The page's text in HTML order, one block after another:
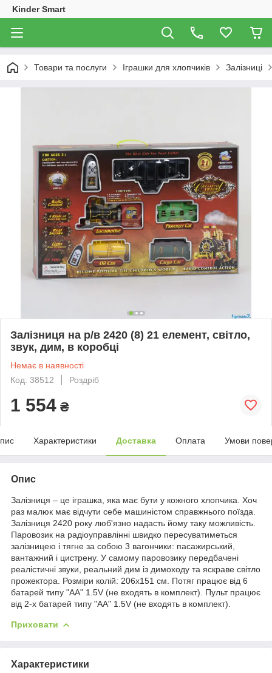
Kinder Smart
Товари та послуги Іграшки для хлопчиків Залізниці
Залізниця на р/в 2420 (8) 21 елемент, світло,
звук, дим, в коробці
Немає в наявності
Код: 38512
Роздріб
1 554 ₴
Характеристики Доставка Оплата Умови
Опис
Залізниця – це іграшка, яка має бути у кожного хлопчика. Хоч
раз малюк має відчути себе машиністом справжнього поїзда.
Залізниця 2420 року люб'язно надасть йому таку можливість.
Паровозик на радіоуправлінні швидко пересуватиметься
залізницею і тягне за собою 3 вагончики: пасажирський,
вантажний і цистрену. У самому паровозику передбачені
реалістичні звуки, реальний дим із димоходу та яскраве світло
прожектора. Розміри колій: 206х151 см. Потяг працює від 6
батарей типу "АА" 1.5V (не входять в комплект). Пульт працює
від 2-х батарей типу "АА" 1.5V (не входять в комплект).
Приховати
Характеристики